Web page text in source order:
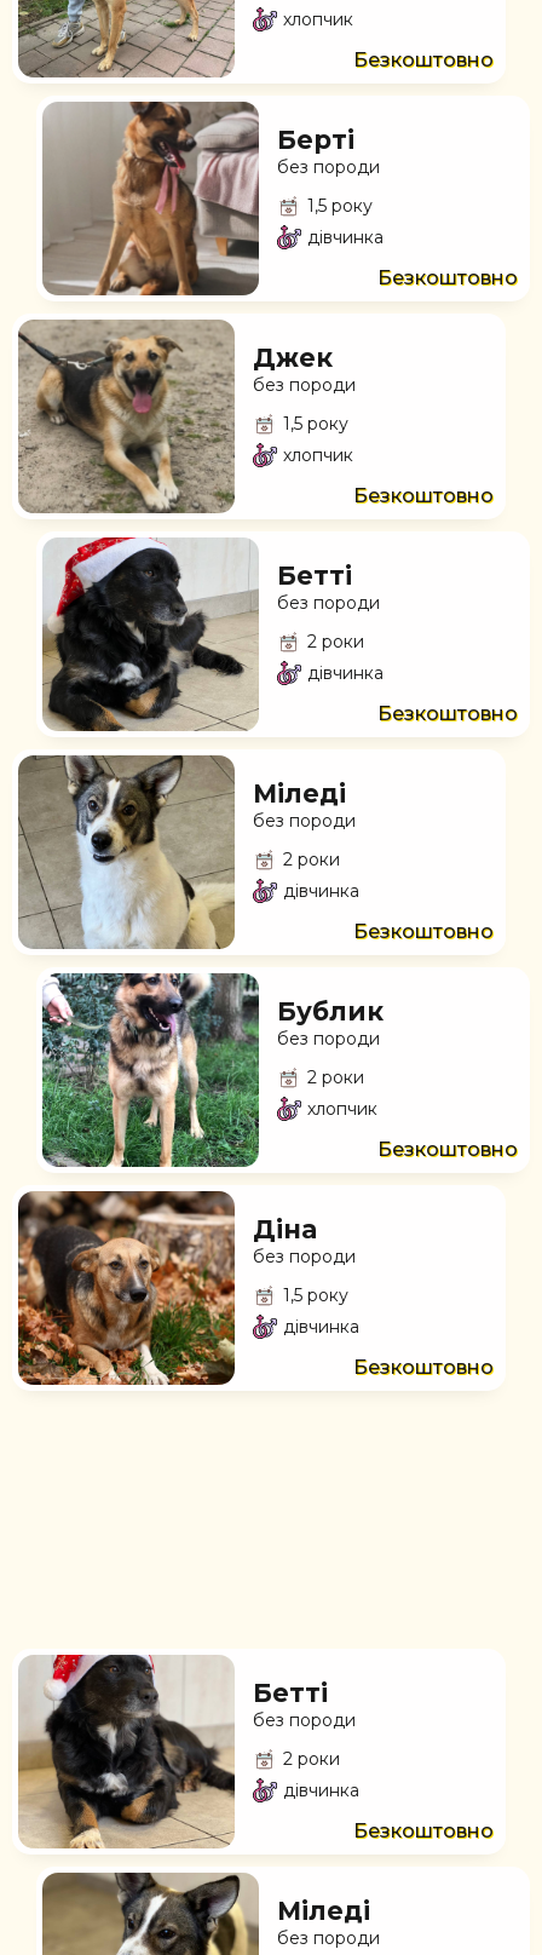
хлопчик
Безкоштовно
Берті
без породи
1,5 року
дівчинка
Безкоштовно
Джек
без породи
1,5 року
хлопчик
Безкоштовно
Бетті
без породи
2 роки
дівчинка
Безкоштовно
Міледі
без породи
2 роки
дівчинка
Безкоштовно
Бублик
без породи
2 роки
хлопчик
Безкоштовно
Діна
без породи
1,5 року
дівчинка
Безкоштовно
Бетті
без породи
2 роки
дівчинка
Безкоштовно
Міледі
без породи